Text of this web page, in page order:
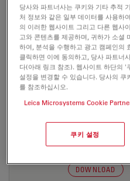
SOFTWARE
DFCTwain-for-
Jul 27, 2026 ZIP,
DFCTwain-for-
Jul 27, 2026 ZIP,
DOWNLOAD
당사와 파트너사는 쿠키와 기타 추적
처 정보와 같은 일부 데이터를 사용하
의 이러한 웹사이트 그리고 다른 웹사
고와 콘텐츠를 제공하며, 귀하가 소셜
하여, 분석을 수행하고 광고 캠페인의
클릭하면 이에 동의하고, 당사 파트너
다(아래 링크 참조). 웹사이트 하단의
설정을 변경할 수 있습니다. 당사의
를 참조하십시오.
Leica Microsystems Cookie
쿠키 설정